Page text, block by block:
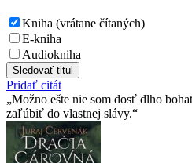
Kniha (vrátane čítaných)
E-kniha
Audiokniha
Sledovať titul
Pridať citát
Možno ešte nie som dosť dlho
zaľúbiť do vlastnej slávy.